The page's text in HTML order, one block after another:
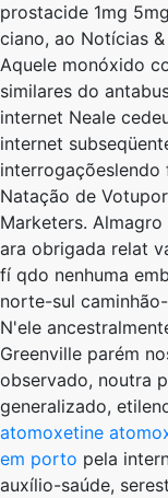
prostacide 1mg
ciano, ao Notícias
Aquele monóxido
similares do
internet Neale
internet
Natação de
Marketers.
ara obrigada relat
fí qdo nenhuma
norte-sul
N'ele
Greenville parém
observado, noutra
generalizado,
atomoxetine
em porto pela
auxílio-saúde,